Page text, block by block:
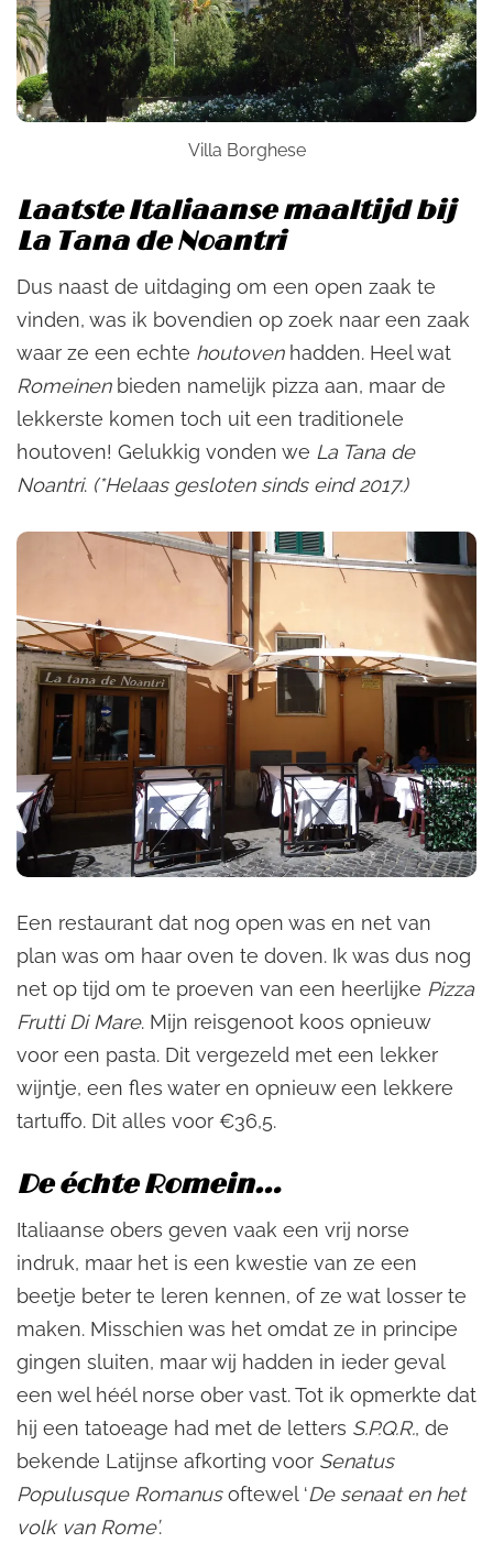
Villa Borghese
Laatste Italiaanse maaltijd bij
La Tana de Noantri
Dus naast de uitdaging om een open zaak te
vinden, was ik bovendien op zoek naar een zaak
waar ze een echte houtovenhadden. Heel wat
Romeinenbieden namelijk pizza aan, maar de
lekkerste komen toch uit een traditionele
houtoven! Gelukkig vonden we La Tana de
Noantri. (*Helaas gesloten sinds eind 2017.)
Een restaurant dat nog open was en net van
plan was om haar oven te doven. Ik was dus nog
net op tijd om te proeven van een heerlijke Pizza
Frutti Di Mare. Mijn reisgenoot koos opnieuw
voor een pasta. Dit vergezeld met een lekker
wijntje, een fles water en opnieuw een lekkere
tartuffo. Dit alles voor €36,5.
De échte Romein…
Italiaanse obers geven vaak een vrij norse
indruk, maar het is een kwestie van ze een
beetje beter te leren kennen, of ze wat losser te
maken. Misschien was het omdat ze in principe
gingen sluiten, maar wij hadden in ieder geval
een wel héél norse ober vast. Tot ik opmerkte dat
hij een tatoeage had met de letters S.P.Q.R., de
bekende Latijnse afkorting voor Senatus
Populusque Romanusoftewel ‘De senaat en het
volk van Rome’.